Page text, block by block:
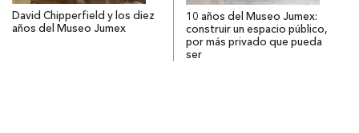
David Chipperfield y los diez
años del Museo Jumex
10 años del Museo Jumex:
construir un espacio público,
por más privado que pueda
ser